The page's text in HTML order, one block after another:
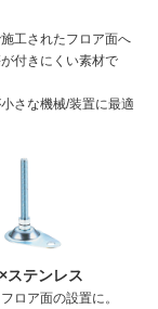
工されたフロア面へ
付きにくい素材で
さな機械/装置に最適
ステンレス
ロア面の設置に。